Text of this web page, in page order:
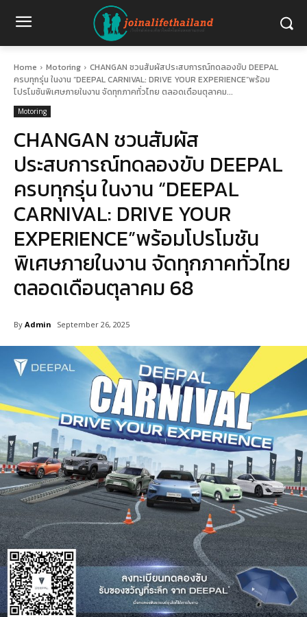
Home Motoring
CHANGAN ชวนสัมผัสประสบการณ์ทดลองขับ DEEPAL
ครบทุกรุ่น ในงาน “DEEPAL CARNIVAL: DRIVE YOUR EXPERIENCE”พร้อม
โปรโมชันพิเศษภายในงาน จัดทุกภาคทั่วไทย ตลอดเดือนตุลาคม...
Motoring
CHANGAN ชวนสัมผัส
ประสบการณ์ทดลองขับ DEEPAL
ครบทุกรุ่น ในงาน “DEEPAL
CARNIVAL: DRIVE YOUR
EXPERIENCE”พร้อมโปรโมชัน
พิเศษภายในงาน จัดทุกภาคทั่วไทย
ตลอดเดือนตุลาคม 68
By Admin September 26, 2025